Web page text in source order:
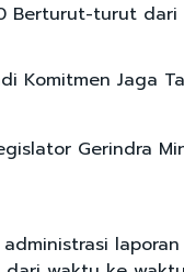
Berturut-turut dari
Komitmen Jaga
Gerindra